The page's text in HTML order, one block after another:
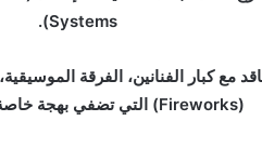
Systems).
مع كبار الفنانين، الفرقة
(Fireworks) التي تضفي بهجة خاصة على الحفل.